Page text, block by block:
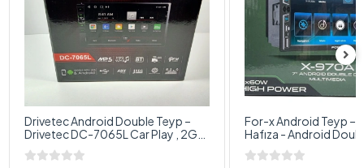
Drivetec Android Double Teyp –
Drivetec DC-7065L Car Play , 2GB
Ram 32GB Hafıza
For-x Android Teyp –
Hafıza - Android
Multimedya – For-x
Universal Double Teyp